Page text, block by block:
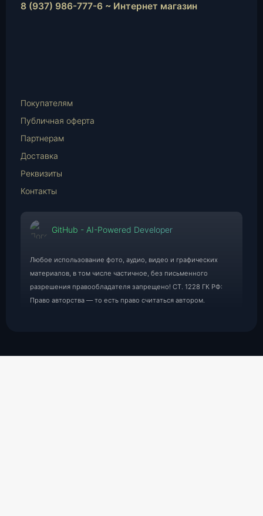
8 (937) 986-777-6 ~ Интернет магазин
Mail
Покупателям
Публичная оферта
Партнерам
Доставка
Реквизиты
Контакты
GitHub - AI-Powered Developer
Любое использование фото, аудио, видео и графических
материалов, в том числе частичное, без письменного
разрешения правообладателя запрещено! СТ. 1228 ГК РФ:
Право авторства — то есть право считаться автором.